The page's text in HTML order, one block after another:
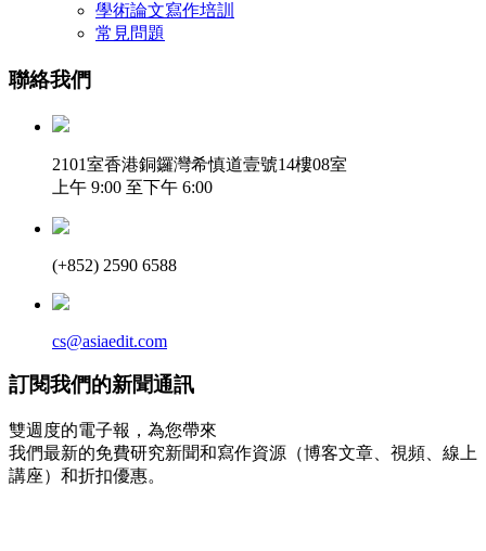
學術論文寫作培訓
常見問題
聯絡我們
2101室香港銅鑼灣希慎道壹號14樓08室
上午 9:00 至下午 6:00
(+852) 2590 6588
cs@asiaedit.com
訂閱我們的新聞通訊
雙週度的電子報，為您帶來
我們最新的免費研究新聞和寫作資源（博客文章、視頻、線上
講座）和折扣優惠。